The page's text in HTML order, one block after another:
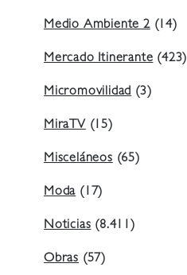
Medio Ambiente 2(14)
Mercado Itinerante(423)
Micromovilidad(3)
MiraTV(15)
Misceláneos(65)
Moda(17)
Noticias(8.411)
Obras (57)